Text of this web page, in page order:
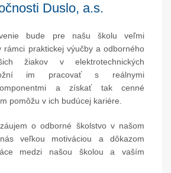
Duslo, a.s.
bude pre našu školu veľmi
rámci praktickej výučby a odborného
žiakov v elektrotechnických
im pracovať s reálnymi
a získať tak cenné
pomôžu v ich budúcej kariére.
o odborné školstvo v našom
veľkou motiváciou a dôkazom
medzi našou školou a vaším